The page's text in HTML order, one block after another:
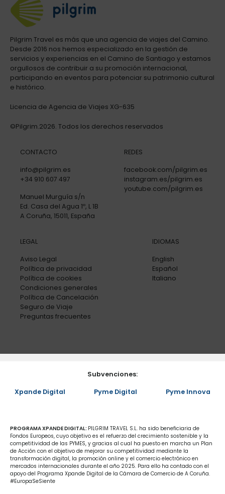
Pilgrim Travel es más que una agencia de viajes del Camino.
Desde 2016 nos hemos especializado en la gestión de
servicios y experiencias en el Camino de Santiago y estamos
orgullosos de contribuir a su promoción internacional,
participando en eventos para potenciar su patrimonio cultural
e histórico.
Licencia de Agencia de Viajes XG-635
©Pilgrim.2026. Todos los derechos reservados
CONTACTO
info@pilgrim.es
+34 910 607 497
Manuel Murguía s/n
Ed. Casa del Agua 1º, L 1B
A Coruña, 15011, España
REDES
facebook.com/pilgrim.es
instagram.es/pilgrim.es
youtube.com/pilgrim.es
LEGAL
Aviso Legal
Política de privacidad
Política de cookies
Condiciones generales
Política de Cancelación
Seguro de Viaje
Preguntas frecuentes
IDIOMAS
English
Español
Italiano
Subvenciones:
Xpande Digital Pyme Digital Pyme Innova
PROGRAMA XPANDE DIGITAL: PILGRIM TRAVEL S.L. ha sido beneficiaria de
Fondos Europeos, cuyo objetivo es el refuerzo del crecimiento sostenible y la
competitividad de las PYMES, y gracias al cual ha puesto en marcha un Plan
de Acción con el objetivo de mejorar su competitividad mediante la
transformación digital, la promoción online y el comercio electrónico en
mercados internacionales durante el año 2025. Para ello ha contado con el
apoyo del Programa Xpande Digital de la Cámara de Comercio de A Coruña.
#EuropaSeSiente